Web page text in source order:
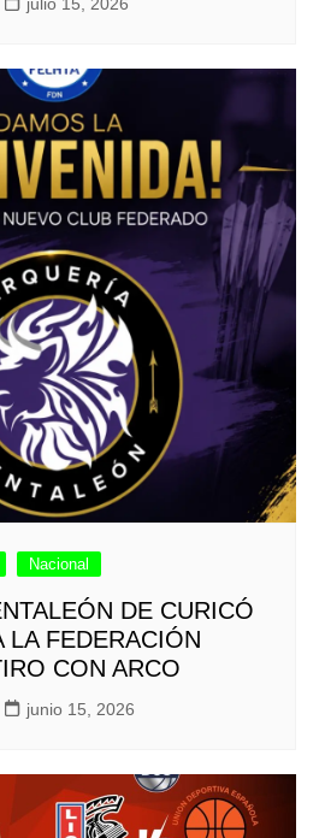
julio 15, 2026
Nacional
DE CURICÓ
LA FEDERACIÓN
CON ARCO
junio 15, 2026